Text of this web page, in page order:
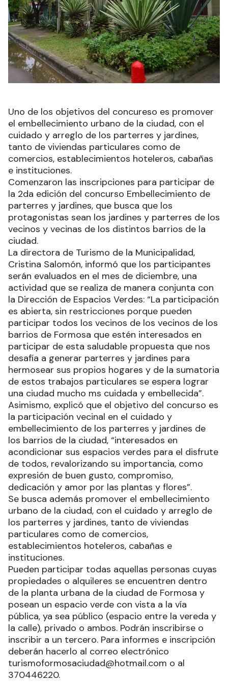
Uno de los objetivos del concureso es promover
el embellecimiento urbano de la ciudad, con el
cuidado y arreglo de los parterres y jardines,
tanto de viviendas particulares como de
comercios, establecimientos hoteleros, cabañas
e instituciones.
Comenzaron las inscripciones para participar de
la 2da edición del concurso Embellecimiento de
parterres y jardines, que busca que los
protagonistas sean los jardines y parterres de los
vecinos y vecinas de los distintos barrios de la
ciudad.
La directora de Turismo de la Municipalidad,
Cristina Salomón, informó que los participantes
serán evaluados en el mes de diciembre, una
actividad que se realiza de manera conjunta con
la Dirección de Espacios Verdes: “La participación
es abierta, sin restricciones porque pueden
participar todos los vecinos de los vecinos de los
barrios de Formosa que estén interesados en
participar de esta saludable propuesta que nos
desafía a generar parterres y jardines para
hermosear sus propios hogares y de la sumatoria
de estos trabajos particulares se espera lograr
una ciudad mucho ms cuidada y embellecida”.
Asimismo, explicó que el objetivo del concurso es
la participación vecinal en el cuidado y
embellecimiento de los parterres y jardines de
los barrios de la ciudad, “interesados en
acondicionar sus espacios verdes para el disfrute
de todos, revalorizando su importancia, como
expresión de buen gusto, compromiso,
dedicación y amor por las plantas y flores”.
Se busca además promover el embellecimiento
urbano de la ciudad, con el cuidado y arreglo de
los parterres y jardines, tanto de viviendas
particulares como de comercios,
establecimientos hoteleros, cabañas e
instituciones.
Pueden participar todas aquellas personas cuyas
propiedades o alquileres se encuentren dentro
de la planta urbana de la ciudad de Formosa y
posean un espacio verde con vista a la vía
pública, ya sea público (espacio entre la vereda y
la calle), privado o ambos. Podrán inscribirse o
inscribir a un tercero. Para informes e inscripción
deberán hacerlo al correo electrónico
turismoformosaciudad@hotmail.com o al
370446220.